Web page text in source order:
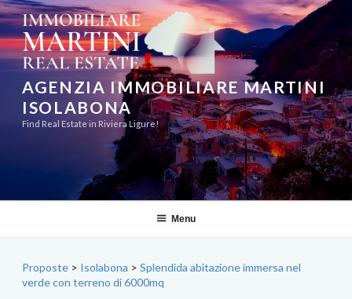
Salta
al
contenuto
AGENZIA IMMOBILIARE MARTINI
ISOLABONA
Find Real Estate in Riviera Ligure!
Menu
Proposte > Isolabona > Splendida abitazione immersa nel
verde con terreno di 6000mq